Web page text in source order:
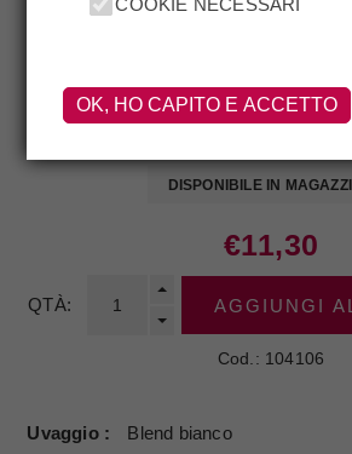
DISPONIBILE IN
€11,30
QTÀ: AGGIUNGI
Cod.: 104106
Uvaggio
Blend bianco
OK, HO CAPITO E ACCETTO